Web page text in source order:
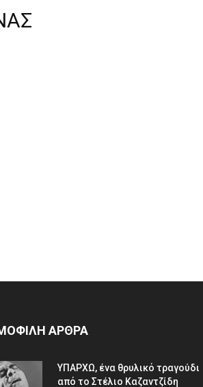
ΑΡΘΡΑ
ΥΠΑΡΧΩ, ένα θρυλικό τραγούδι
από το Στέλιο Καζαντζίδη